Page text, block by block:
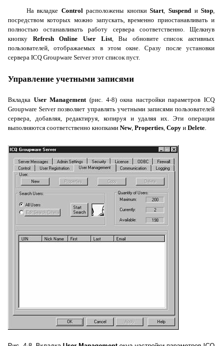
На вкладке Control расположены кнопкиStart, Suspend иStop,
посредством которых можно запускать, временно приостанавливать и
полностью останавливать работу сервера соответственно. Щелкнув
кнопку Refresh Online User List, Вы обновите список активных
пользователей, отображаемых в этом окне. Сразу после установки
сервера ICQ Groupware Serverэтот список пуст.
Управление учетными записями
Вкладка User Management(рис. 4-8) окна настройки параметров ICQ
Groupware Serverпозволяет управлять учетными записями пользователей
сервера, добавляя, редактируя, копируя и удаляя их. Эти операции
выполняются соответственно кнопками New, Properties, Copy и Delete.